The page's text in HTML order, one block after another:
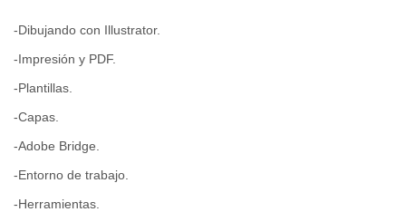
-Dibujando con Illustrator.
-Impresión y PDF.
-Plantillas.
-Capas.
-Adobe Bridge.
-Entorno de trabajo.
-Herramientas.